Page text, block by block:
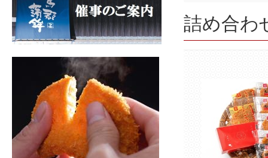
詰め合わ